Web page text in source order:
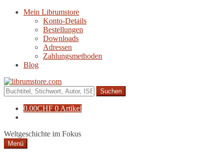
Navigation
Zum
Mein Librumstore
Konto-Details
Bestellungen
Downloads
Adressen
Zahlungsmethoden
Blog
Suche
nach:
0.00CHF 0 Artikel
Weltgeschichte im Fokus
Menü